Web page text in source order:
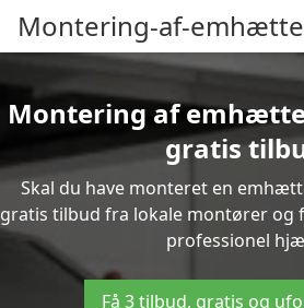
Montering-af-
Montering af emhætte
gratis
Skal du have monteret en
gratis tilbud fra lokale montører og
professionel
Få 3 tilbud, gratis og